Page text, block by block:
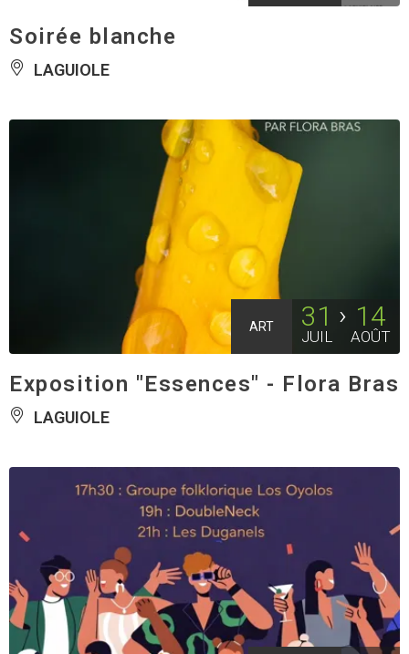
Soirée blanche
LAGUIOLE
ART 31
JUIL
14
AOÛT
Exposition "Essences" - Flora Bras
LAGUIOLE